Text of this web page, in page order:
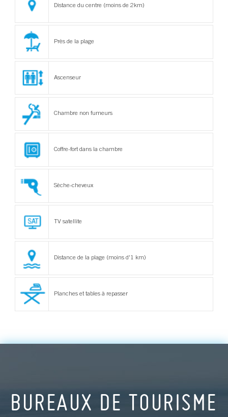
Distance du centre (moins de 2km)
Près de la plage
Ascenseur
Chambre non fumeurs
Coffre-fort dans la chambre
Sèche-cheveux
TV satellite
Distance de la plage (moins d'1 km)
Planches et tables à repasser
BUREAUX DE TOURISME